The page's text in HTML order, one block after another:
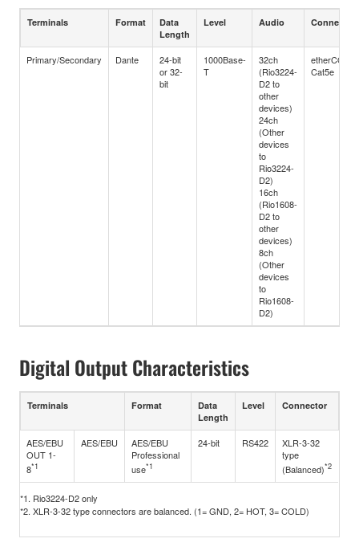
Terminals Format
Data
Length
Level Audio Connector
Primary/Secondary Dante
24-bit
or 32-
bit
1000Base-
T
32ch
(Rio3224-
D2 to
other
devices)
24ch
(Other
devices
to
Rio3224-
D2)
16ch
(Rio1608-
D2 to
other
devices)
8ch
(Other
devices
to
Rio1608-
D2)
etherCON
Cat5e
Digital Output Characteristics
Terminals Format
Data
Length
Level Connector
AES/EBU
OUT 1-
8*1
AES/EBU
AES/EBU
Professional
use*1
24-bit RS422
XLR-3-32
type
(Balanced)*2
*1. Rio3224-D2 only
*2. XLR-3-32 type connectors are balanced. (1= GND, 2= HOT, 3= COLD)